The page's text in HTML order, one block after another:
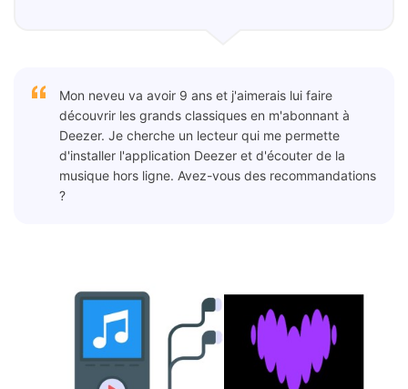
Mon neveu va avoir 9 ans et j'aimerais lui faire
découvrir les grands classiques en m'abonnant à
Deezer. Je cherche un lecteur qui me permette
d'installer l'application Deezer et d'écouter de la
musique hors ligne. Avez-vous des recommandations
?